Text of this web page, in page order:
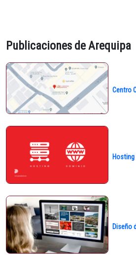
Publicaciones de Arequipa
Centro
Diseño